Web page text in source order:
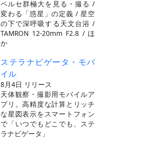
ペルセ群極大を見る・撮る /
変わる「惑星」の定義 / 星空
の下で深呼吸する天文台浴 /
TAMRON 12-20mm F2.8 / ほ
か
ステラナビゲータ・モバ
イル
8月4日 リリース
天体観察・撮影用モバイルア
プリ。高精度な計算とリッチ
な星図表示をスマートフォン
で「いつでもどこでも、ステ
ラナビゲータ」